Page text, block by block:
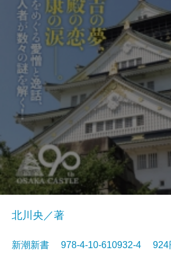
北川央／著
新潮新書 978-4-10-610932-4